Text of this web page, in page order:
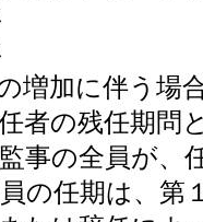
増加に伴う場
者の残任期問
事の全員が、
の任期は、第